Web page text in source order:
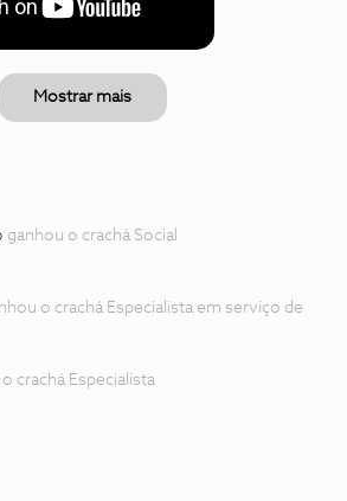
Mostrar mais
ganhou o crachá Social
o crachá Especialista em serviço de
crachá Especialista